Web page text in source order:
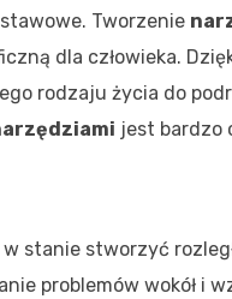
Tworzenie
dla człowieka.
rodzaju życia do
jest bardzo
w stanie stworzyć
problemów wokół i